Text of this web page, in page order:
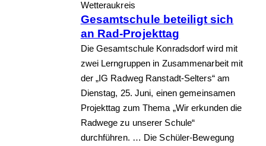
Wetteraukreis
Gesamtschule beteiligt sich
an Rad-Projekttag
Die Gesamtschule Konradsdorf wird mit
zwei Lerngruppen in Zusammenarbeit mit
der „IG Radweg Ranstadt-Selters“ am
Dienstag, 25. Juni, einen gemeinsamen
Projekttag zum Thema „Wir erkunden die
Radwege zu unserer Schule“
durchführen. … Die Schüler-Bewegung